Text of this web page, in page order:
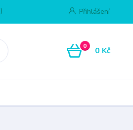
Přihlášení
0 0 Kč